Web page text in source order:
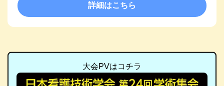
詳細はこちら
大会PVはコチラ